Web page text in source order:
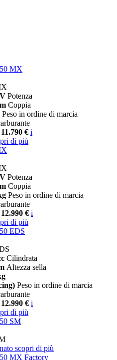
MX
Potenza
Coppia
Peso in ordine di marcia
€ i
di più
Potenza
Coppia
Peso in ordine di marcia
€ i
di più
EDS
Cilindrata
Altezza sella
Peso in ordine di marcia
€ i
di più
SM
scopri di più
MX Factory